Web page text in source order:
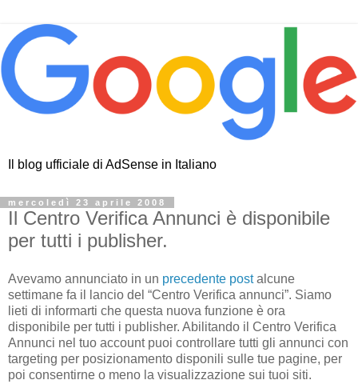
Il blog ufficiale di AdSense in Italiano
mercoledì 23 aprile 2008
Il Centro Verifica Annunci è disponibile
per tutti i publisher.
Avevamo annunciato in un precedente postalcune
settimane fa il lancio del “Centro Verifica annunci”. Siamo
lieti di informarti che questa nuova funzione è ora
disponibile per tutti i publisher. Abilitando il Centro Verifica
Annunci nel tuo account puoi controllare tutti gli annunci con
targeting per posizionamento disponili sulle tue pagine, per
poi consentirne o meno la visualizzazione sui tuoi siti.